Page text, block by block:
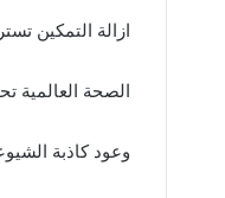
ازالة التمكين
الصحة العالمية
وعود كاذبة